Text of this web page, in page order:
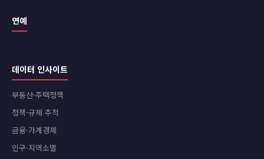
연예
데이터 인사이트
부동산·주택정책
정책·규제 추적
금융·가계경제
인구·지역소멸